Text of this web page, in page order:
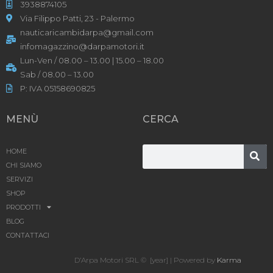
3938874105
Via Filippo Patti, 23 - Palermo
nauticaricambidarpa@gmail.com
infomagazzino@darpamotori.it
Lun-Ven / 08.00 – 13.00 | 15.00 – 18.00
Sab / 08.00 – 13.00
P: IVA 05158690825
MENÙ
HOME
CHI SIAMO
SERVIZI
SHOP
PRODOTTI
BLOG
CONTATTACI
CERCA
D’Arpa Motori SRL © [year] | Powered by Karma